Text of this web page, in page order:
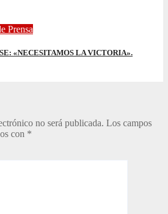
Prensa
«NECESITAMOS LA VICTORIA».
no será publicada. Los campos
con *